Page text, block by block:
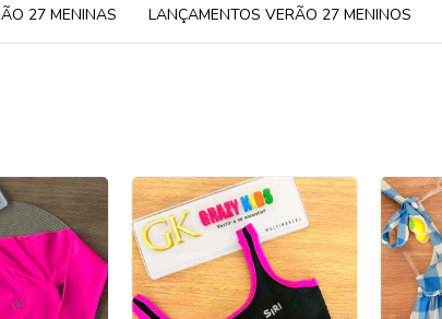
27 MENINAS LANÇAMENTOS VERÃO 27 MENINOS